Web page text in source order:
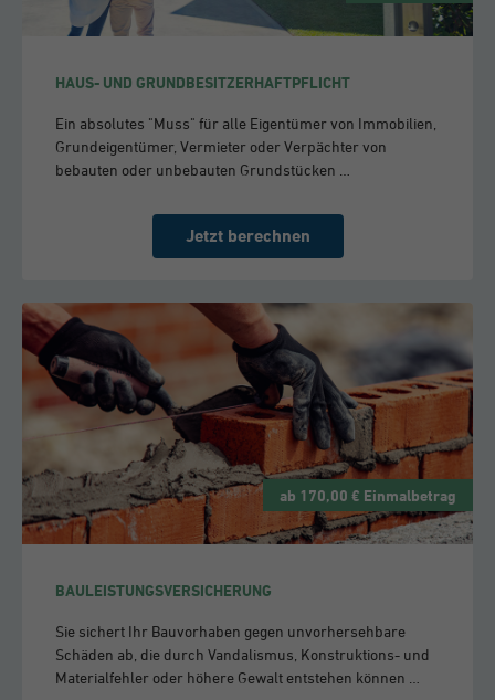
HAUS- UND GRUNDBESITZERHAFTPFLICHT
Ein absolutes "Muss" für alle Eigentümer von Immobilien,
Grundeigentümer, Vermieter oder Verpächter von
bebauten oder unbebauten Grundstücken …
Jetzt berechnen
ab 170,00 € Einmalbetrag
BAULEISTUNGSVERSICHERUNG
Sie sichert Ihr Bauvorhaben gegen unvorhersehbare
Schäden ab, die durch Vandalismus, Konstruktions- und
Materialfehler oder höhere Gewalt entstehen können …